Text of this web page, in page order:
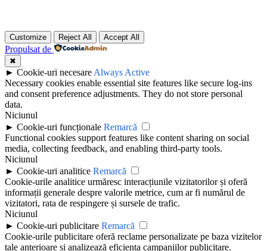
Customize Reject All Accept All
Propulsat de
✖
► Cookie-uri necesare Always Active
Necessary cookies enable essential site features like secure log-ins
and consent preference adjustments. They do not store personal
data.
Niciunul
► Cookie-uri funcționale Remarcă
Functional cookies support features like content sharing on social
media, collecting feedback, and enabling third-party tools.
Niciunul
► Cookie-uri analitice Remarcă
Cookie-urile analitice urmăresc interacțiunile vizitatorilor și oferă
informații generale despre valorile metrice, cum ar fi numărul de
vizitatori, rata de respingere și sursele de trafic.
Niciunul
► Cookie-uri publicitare Remarcă
Cookie-urile publicitare oferă reclame personalizate pe baza vizitelor
tale anterioare și analizează eficiența campaniilor publicitare.